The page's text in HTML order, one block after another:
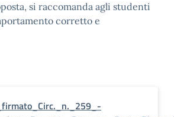
si raccomanda agli studenti
corretto e